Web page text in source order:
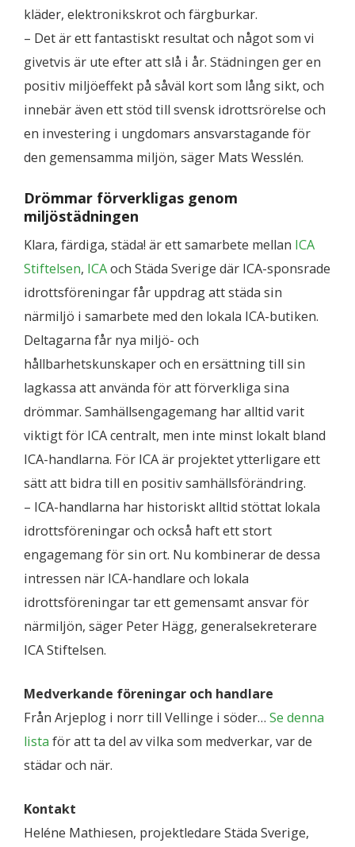
kläder, elektronikskrot och färgburkar.
– Det är ett fantastiskt resultat och något som vi
givetvis är ute efter att slå i år. Städningen ger en
positiv miljöeffekt på såväl kort som lång sikt, och
innebär även ett stöd till svensk idrottsrörelse och
en investering i ungdomars ansvarstagande för
den gemensamma miljön, säger Mats Wesslén.
Drömmar förverkligas genom
miljöstädningen
Klara, färdiga, städa! är ett samarbete mellan ICA
Stiftelsen, ICAoch Städa Sverige där ICA-sponsrade
idrottsföreningar får uppdrag att städa sin
närmiljö i samarbete med den lokala ICA-butiken.
Deltagarna får nya miljö- och
hållbarhetskunskaper och en ersättning till sin
lagkassa att använda för att förverkliga sina
drömmar. Samhällsengagemang har alltid varit
viktigt för ICA centralt, men inte minst lokalt bland
ICA-handlarna. För ICA är projektet ytterligare ett
sätt att bidra till en positiv samhällsförändring.
– ICA-handlarna har historiskt alltid stöttat lokala
idrottsföreningar och också haft ett stort
engagemang för sin ort. Nu kombinerar de dessa
intressen när ICA-handlare och lokala
idrottsföreningar tar ett gemensamt ansvar för
närmiljön, säger Peter Hägg, generalsekreterare
ICA Stiftelsen.
Medverkande föreningar och handlare
Från Arjeplog i norr till Vellinge i söder… Se denna
lista för att ta del av vilka som medverkar, var de
städar och när.
Kontakt
Heléne Mathiesen, projektledare Städa Sverige,